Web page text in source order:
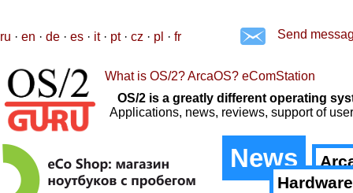
ru · en · de · es · it· pt· cz · pl · fr Send
What is OS/2? ArcaOS? eComStation
OS/2 is a greatly different operating
Applications, news, reviews, support of
News
Hardware